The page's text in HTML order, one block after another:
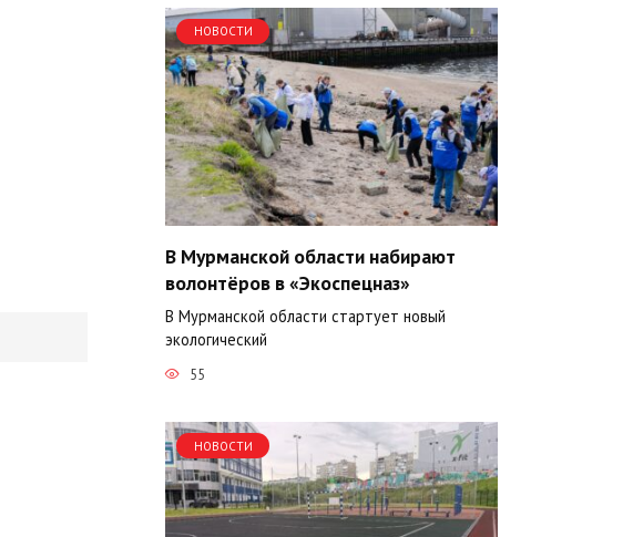
НОВОСТИ
В Мурманской области набирают
волонтёров в «Экоспецназ»
В Мурманской области стартует новый
экологический
55
НОВОСТИ